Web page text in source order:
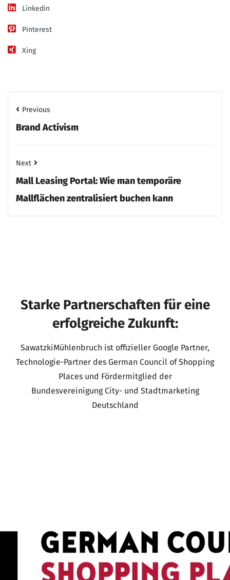
Linkedin
Pinterest
Xing
Previous
Brand Activism
Next
Mall Leasing Portal: Wie man temporäre
Mallflächen zentralisiert buchen kann
Starke Partnerschaften für eine
erfolgreiche Zukunft:
SawatzkiMühlenbruch ist offizieller Google Partner,
Technologie-Partner des German Council of Shopping
Places und Fördermitglied der
Bundesvereinigung City- und Stadtmarketing
Deutschland